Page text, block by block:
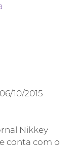
06/10/2015
Nikkey
conta com o